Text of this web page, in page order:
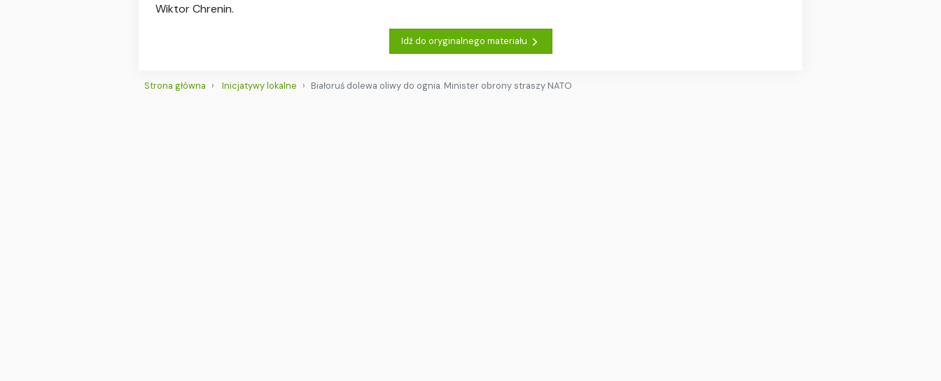
Wiktor Chrenin.
Idź do oryginalnego materiału
Strona główna Inicjatywy lokalne Białoruś dolewa oliwy do ognia. Minister obrony straszy NATO